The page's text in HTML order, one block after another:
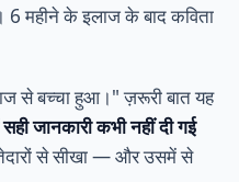
6 महीने के इलाज के बाद कविता
से बच्चा हुआ।" ज़रूरी बात यह
जानकारी कभी नहीं दी गई
से सीखा — और उसमें से